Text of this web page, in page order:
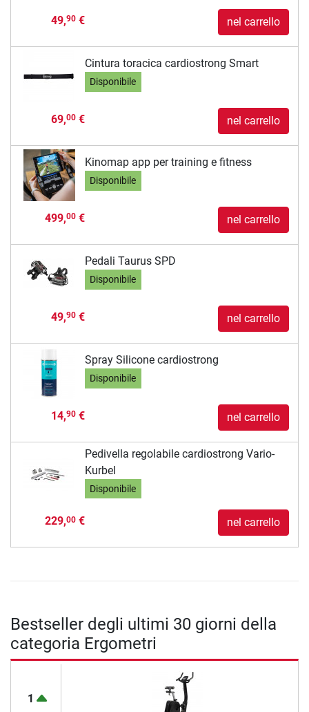
49,90€ nel carrello
Cintura toracica cardiostrong Smart
Disponibile
69,00€ nel carrello
Kinomap app per training e fitness
Disponibile
499,00€ nel carrello
Pedali Taurus SPD
Disponibile
49,90€ nel carrello
Spray Silicone cardiostrong
Disponibile
14,90€ nel carrello
Pedivella regolabile cardiostrong Vario-
Kurbel
Disponibile
229,00€ nel carrello
Bestseller degli ultimi 30 giorni della
categoria Ergometri
1